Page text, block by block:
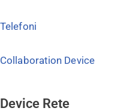
Telefoni
Collaboration Device
Device Rete